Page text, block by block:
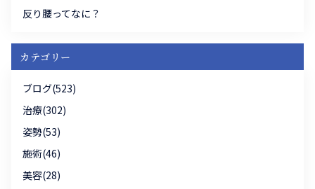
反り腰ってなに？
カテゴリー
ブログ(523)
治療(302)
姿勢(53)
施術(46)
美容(28)